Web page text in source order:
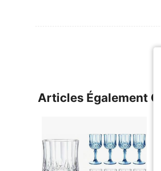
Articles Également